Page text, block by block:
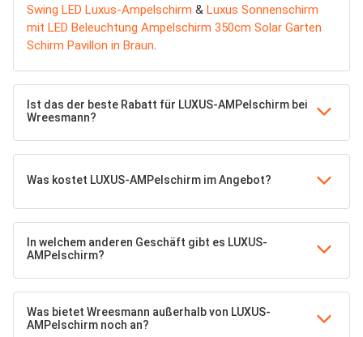
Swing LED Luxus-Ampelschirm & Luxus Sonnenschirm
mit LED Beleuchtung Ampelschirm 350cm Solar Garten
Schirm Pavillon in Braun.
Ist das der beste Rabatt für LUXUS-AMPelschirm bei
Wreesmann?
Was kostet LUXUS-AMPelschirm im Angebot?
In welchem anderen Geschäft gibt es LUXUS-
AMPelschirm?
Was bietet Wreesmann außerhalb von LUXUS-
AMPelschirm noch an?